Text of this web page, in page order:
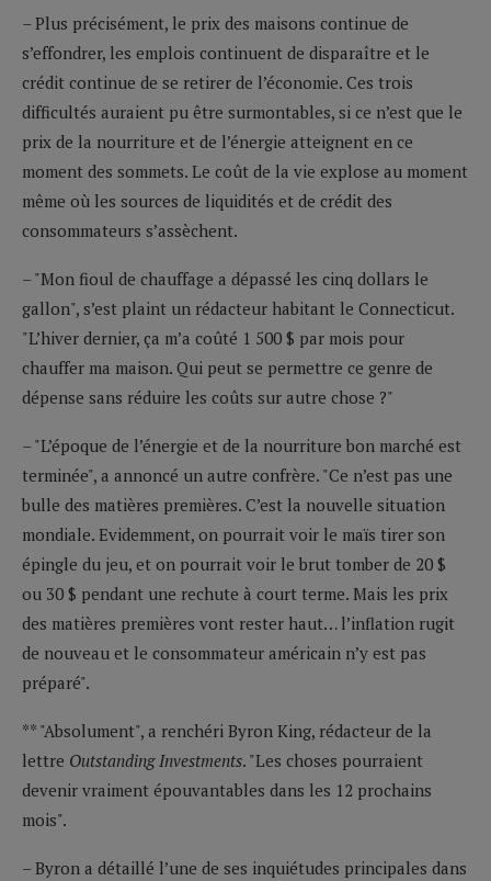
– Plus précisément, le prix des maisons continue de
s’effondrer, les emplois continuent de disparaître et le
crédit continue de se retirer de l’économie. Ces trois
difficultés auraient pu être surmontables, si ce n’est que le
prix de la nourriture et de l’énergie atteignent en ce
moment des sommets. Le coût de la vie explose au moment
même où les sources de liquidités et de crédit des
consommateurs s’assèchent.
– "Mon fioul de chauffage a dépassé les cinq dollars le
gallon", s’est plaint un rédacteur habitant le Connecticut.
"L’hiver dernier, ça m’a coûté 1 500 $ par mois pour
chauffer ma maison. Qui peut se permettre ce genre de
dépense sans réduire les coûts sur autre chose ?"
– "L’époque de l’énergie et de la nourriture bon marché est
terminée", a annoncé un autre confrère. "Ce n’est pas une
bulle des matières premières. C’est la nouvelle situation
mondiale. Evidemment, on pourrait voir le maïs tirer son
épingle du jeu, et on pourrait voir le brut tomber de 20 $
ou 30 $ pendant une rechute à court terme. Mais les prix
des matières premières vont rester haut… l’inflation rugit
de nouveau et le consommateur américain n’y est pas
préparé".
** "Absolument", a renchéri Byron King, rédacteur de la
lettre Outstanding Investments. "Les choses pourraient
devenir vraiment épouvantables dans les 12 prochains
mois".
– Byron a détaillé l’une de ses inquiétudes principales dans